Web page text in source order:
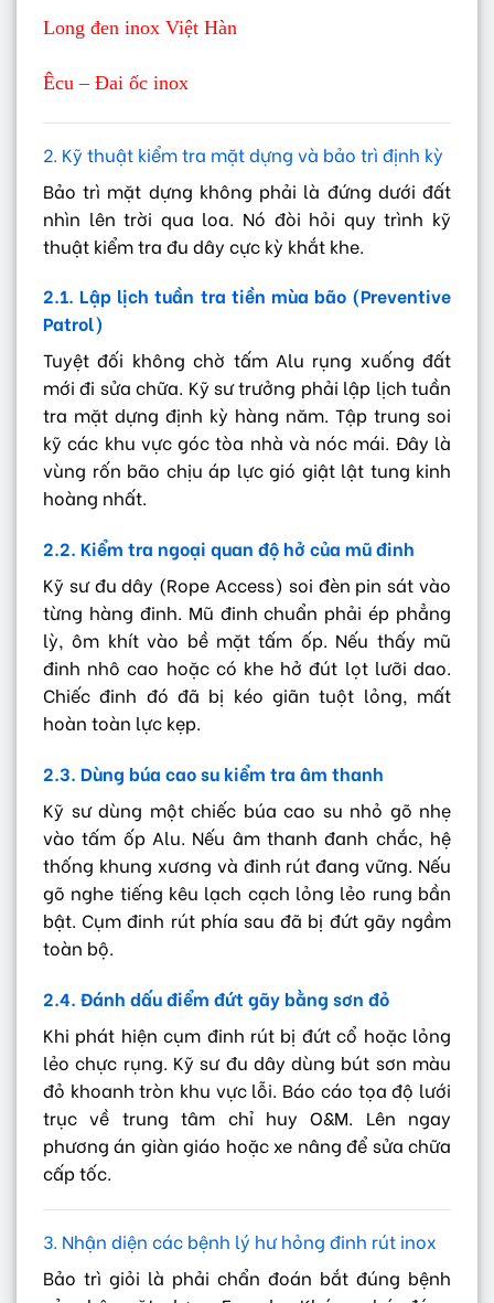
Long đen inox Việt Hàn
Êcu – Đai ốc inox
2. Kỹ thuật kiểm tra mặt dựng và bảo trì định kỳ
Bảo trì mặt dựng không phải là đứng dưới đất
nhìn lên trời qua loa. Nó đòi hỏi quy trình kỹ
thuật kiểm tra đu dây cực kỳ khắt khe.
2.1. Lập lịch tuần tra tiền mùa bão (Preventive
Patrol)
Tuyệt đối không chờ tấm Alu rụng xuống đất
mới đi sửa chữa. Kỹ sư trưởng phải lập lịch tuần
tra mặt dựng định kỳ hàng năm. Tập trung soi
kỹ các khu vực góc tòa nhà và nóc mái. Đây là
vùng rốn bão chịu áp lực gió giật lật tung kinh
hoàng nhất.
2.2. Kiểm tra ngoại quan độ hở của mũ đinh
Kỹ sư đu dây (Rope Access) soi đèn pin sát vào
từng hàng đinh. Mũ đinh chuẩn phải ép phẳng
lỳ, ôm khít vào bề mặt tấm ốp. Nếu thấy mũ
đinh nhô cao hoặc có khe hở đút lọt lưỡi dao.
Chiếc đinh đó đã bị kéo giãn tuột lỏng, mất
hoàn toàn lực kẹp.
2.3. Dùng búa cao su kiểm tra âm thanh
Kỹ sư dùng một chiếc búa cao su nhỏ gõ nhẹ
vào tấm ốp Alu. Nếu âm thanh đanh chắc, hệ
thống khung xương và đinh rút đang vững. Nếu
gõ nghe tiếng kêu lạch cạch lỏng lẻo rung bần
bật. Cụm đinh rút phía sau đã bị đứt gãy ngầm
toàn bộ.
2.4. Đánh dấu điểm đứt gãy bằng sơn đỏ
Khi phát hiện cụm đinh rút bị đứt cổ hoặc lỏng
lẻo chực rụng. Kỹ sư đu dây dùng bút sơn màu
đỏ khoanh tròn khu vực lỗi. Báo cáo tọa độ lưới
trục về trung tâm chỉ huy O&M. Lên ngay
phương án giàn giáo hoặc xe nâng để sửa chữa
cấp tốc.
3. Nhận diện các bệnh lý hư hỏng đinh rút inox
Bảo trì giỏi là phải chẩn đoán bắt đúng bệnh